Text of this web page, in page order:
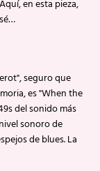
en esta pieza,
seguro que
es "When the
del sonido más
sonoro de
de blues. La